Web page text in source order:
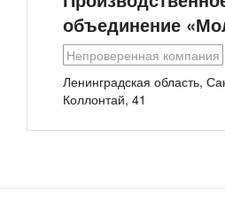
Цена договорная
объединение
Непроверенная компания
Ленинградская область,
Коллонтай, 41